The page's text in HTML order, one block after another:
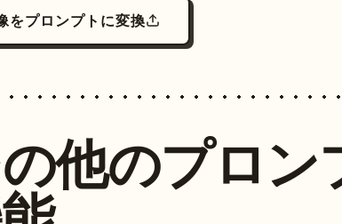
をプロンプトに変換
他のプロン